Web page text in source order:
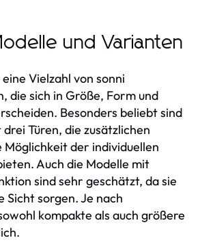
und Varianten
Vielzahl von sonni
die sich in Größe, Form und
Besonders beliebt sind
Türen, die zusätzlichen
Möglichkeit der individuellen
Auch die Modelle mit
sind sehr geschätzt, da sie
Sicht sorgen. Je nach
kompakte als auch größere